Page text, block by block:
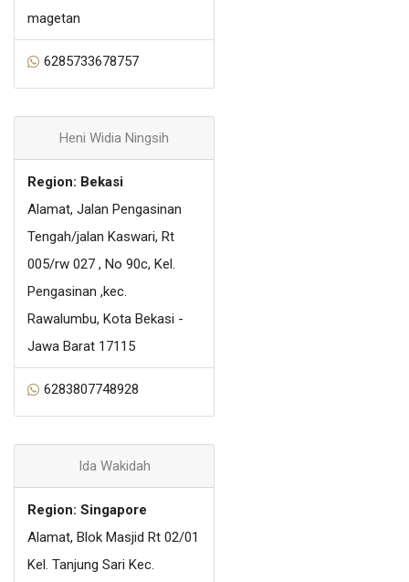
magetan
6285733678757
Heni Widia Ningsih
Region: Bekasi
Alamat, Jalan Pengasinan
Tengah/jalan Kaswari, Rt
005/rw 027 , No 90c, Kel.
Pengasinan ,kec.
Rawalumbu, Kota Bekasi -
Jawa Barat 17115
6283807748928
Ida Wakidah
Region: Singapore
Alamat, Blok Masjid Rt 02/01
Kel. Tanjung Sari Kec.